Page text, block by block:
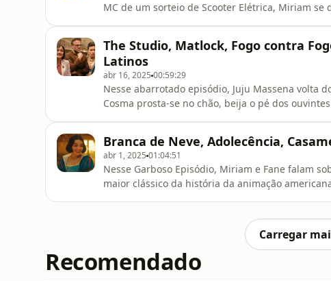
MC de um sorteio de Scooter Elétrica, Miriam
The Studio, Matlock, Fogo contra
Latinos
abr 16, 2025 00:59:29
Nesse abarrotado episódio, Juju Massena volta
Cosma prosta-se no chão, beija o pé dos
depois que sua filha morre
Branca de Neve, Adolecência,
abr 1, 2025 01:04:51
Nesse Garboso Episódio, Miriam e Fane falam
maior clássico da história da animação
Carro, e muito mais! Vem ouvir!
Carregar
Recomendado